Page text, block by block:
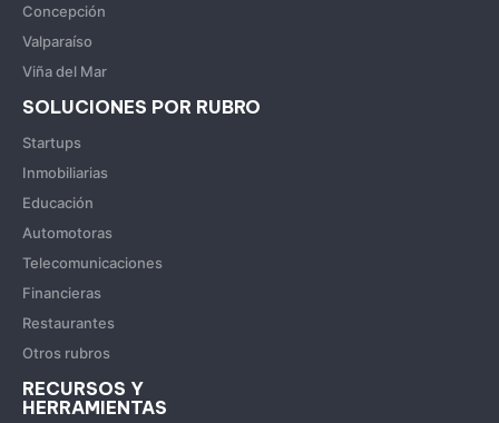
Concepción
Valparaíso
Viña del Mar
SOLUCIONES POR RUBRO
Startups
Inmobiliarias
Educación
Automotoras
Telecomunicaciones
Financieras
Restaurantes
Otros rubros
RECURSOS Y
HERRAMIENTAS